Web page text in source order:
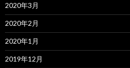
2020年3月
2020年2月
2020年1月
2019年12月